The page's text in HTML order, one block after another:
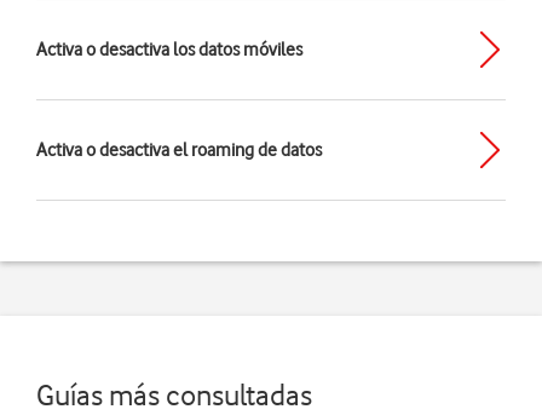
Activa o desactiva los datos móviles
Activa o desactiva el roaming de datos
Guías más consultadas